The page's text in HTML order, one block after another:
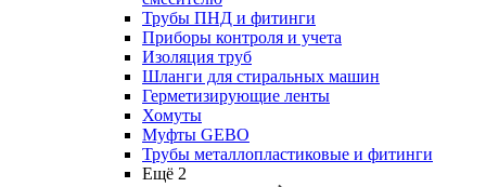
Трубы ПНД и фитинги
Приборы контроля и учета
Изоляция труб
Шланги для стиральных машин
Герметизирующие ленты
Хомуты
Муфты GEBO
Трубы металлопластиковые и фитинги
Ещё 2